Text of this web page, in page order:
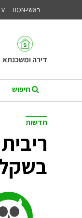
ראשי-HON
דירה ומשכנתא
חדשות
בשקלית;